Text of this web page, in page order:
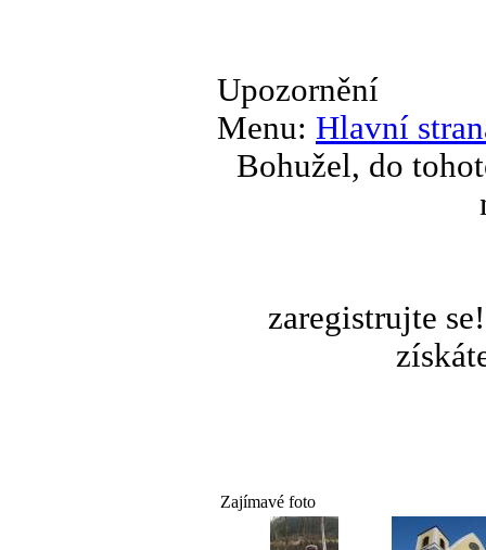
Upozornění
Menu: Hlavní
Bohužel, do
zaregistrujte
Zajímavé foto